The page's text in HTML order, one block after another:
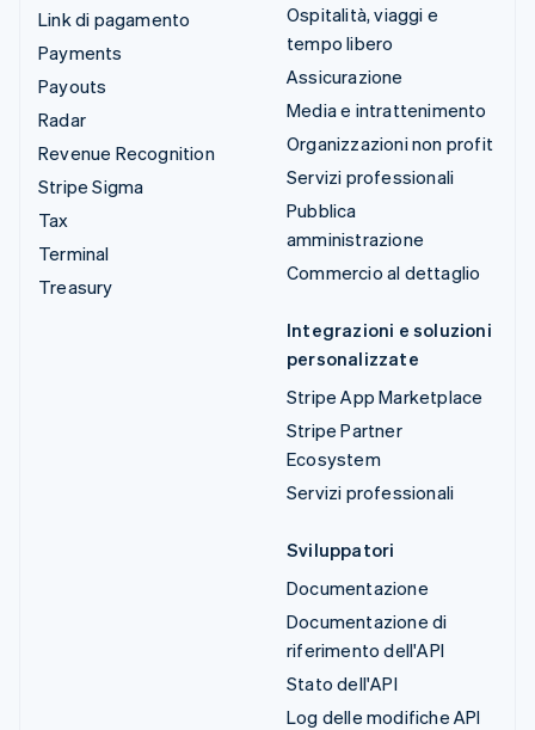
Link di pagamento
Payments
Payouts
Radar
Revenue Recognition
Stripe Sigma
Tax
Terminal
Treasury
Ospitalità, viaggi e
tempo libero
Assicurazione
Media e intrattenimento
Organizzazioni non profit
Servizi professionali
Pubblica
amministrazione
Commercio al dettaglio
Integrazioni e soluzioni
personalizzate
Stripe App Marketplace
Stripe Partner
Ecosystem
Servizi professionali
Sviluppatori
Documentazione
Documentazione di
riferimento dell'API
Stato dell'API
Log delle modifiche API